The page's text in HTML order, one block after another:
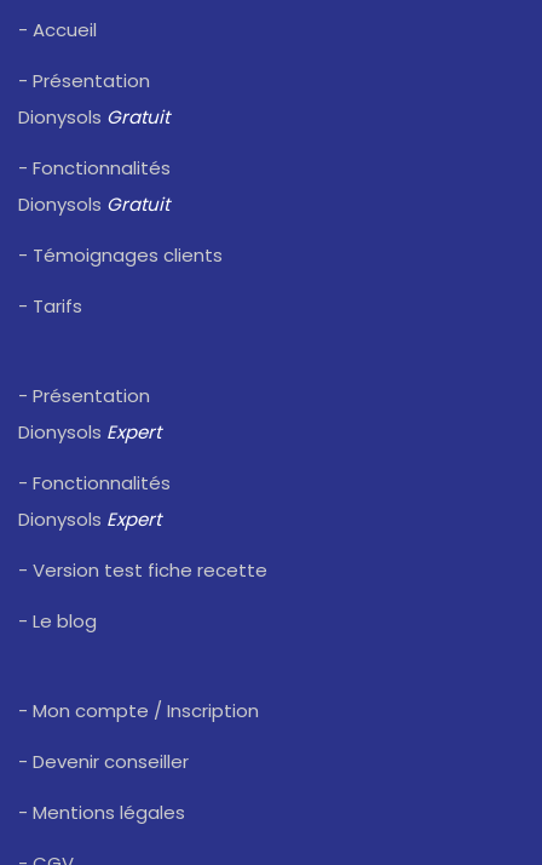
- Accueil
- Présentation
Dionysols Gratuit
- Fonctionnalités
Dionysols Gratuit
- Témoignages clients
- Tarifs
- Présentation
Dionysols Expert
- Fonctionnalités
Dionysols Expert
- Version test fiche recette
- Le blog
- Mon compte / Inscription
- Devenir conseiller
- Mentions légales